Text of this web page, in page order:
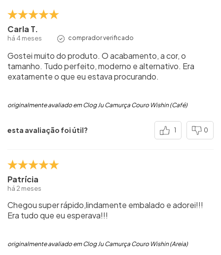
Carla T.
há 4 meses comprador verificado
Gostei muito do produto. O acabamento, a cor, o
tamanho. Tudo perfeito, moderno e alternativo. Era
exatamente o que eu estava procurando.
originalmente avaliado em Clog Ju Camurça Couro Wishin (Café)
esta avaliação foi útil? 1 0
Patrícia
há 2 meses
Chegou super rápido,lindamente embalado e adorei!!!
Era tudo que eu esperava!!!
originalmente avaliado em Clog Ju Camurça Couro Wishin (Areia)